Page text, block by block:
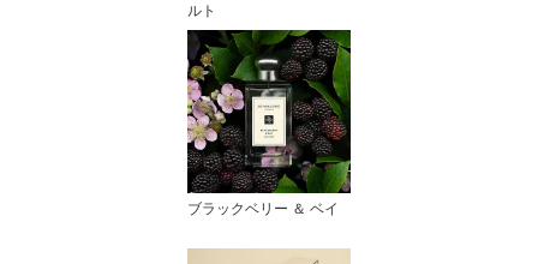
ルト
ブラックベリー ＆ ベイ